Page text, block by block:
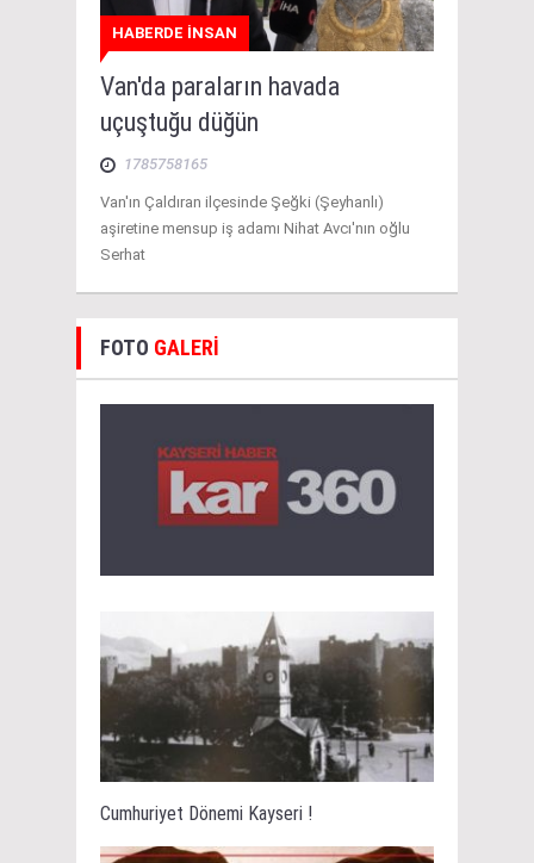
HABERDE İNSAN
Van'da paraların havada
uçuştuğu düğün
1785758165
Van'ın Çaldıran ilçesinde Şeğki (Şeyhanlı)
aşiretine mensup iş adamı Nihat Avcı'nın oğlu
Serhat
FOTO GALERİ
Cumhuriyet Dönemi Kayseri !